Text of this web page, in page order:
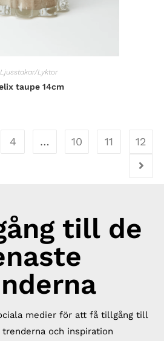
Ljusstakar/Lyktor
taupe 14cm
4 … 10 11 12
till de
medier för att få tillgång till
trenderna och inspiration